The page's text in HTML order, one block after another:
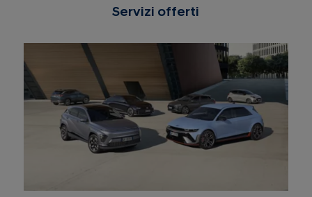
Servizi offerti